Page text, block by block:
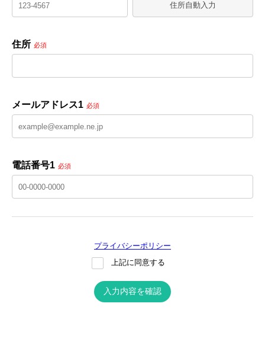
住所自動入力
住所 必須
メールアドレス1 必須
電話番号1 必須
プライバシーポリシー
上記に同意する
入力内容を確認